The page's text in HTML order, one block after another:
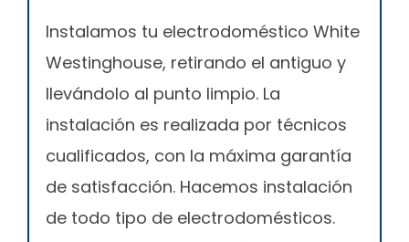
Instalamos tu electrodoméstico White
Westinghouse, retirando el antiguo y
llevándolo al punto limpio. La
instalación es realizada por técnicos
cualificados, con la máxima garantía
de satisfacción. Hacemos instalación
de todo tipo de electrodomésticos.